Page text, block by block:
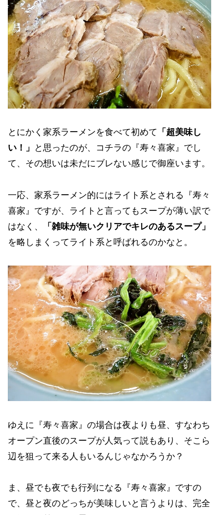
とにかく家系ラーメンを食べて初めて 「超美味し
い！」
と思ったのが、コチラの『寿々喜家』でし
て、その想いは未だにブレない感じで御座います。
一応、家系ラーメン的にはライト系とされる『寿々
喜家』ですが、ライトと言ってもスープが薄い訳で
はなく、
「雑味が無いクリアでキレのあるスープ」
を略しまくってライト系と呼ばれるのかなと。
ゆえに『寿々喜家』の場合は夜よりも昼、すなわち
オープン直後のスープが人気って説もあり、そこら
辺を狙って来る人もいるんじゃなかろうか？
ま、昼でも夜でも行列になる『寿々喜家』ですの
で、昼と夜のどっちが美味しいと言うよりは、完全